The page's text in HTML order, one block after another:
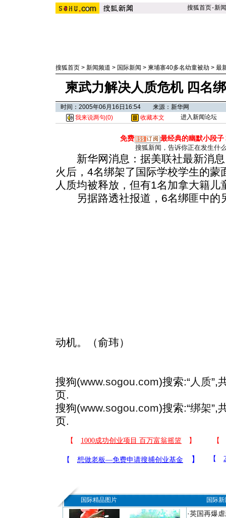
搜狐首页-新闻
搜狐首页 > 新闻频道 > 国际新闻 > 柬埔寨40多名幼童被劫 > 最
柬武力解决人质危机 四名
时间：2005年06月16日16:54 来源：新华网
我来说两句(0) 收藏本文 进入新闻论坛
免费 最经典的幽默小段子
搜狐新闻，告诉你正在发生什
新华网消息：据美联社最新消息
火后，4名绑架了国际学校学生的蒙
人质均被释放，但有1名加拿大籍儿
另据路透社报道，6名绑匪中的
动机。（俞玮）
搜狗(www.sogou.com)搜索:“人质”,
页.
搜狗(www.sogou.com)搜索:“绑架”,
页.
国际精品图片 国际
·英国再爆